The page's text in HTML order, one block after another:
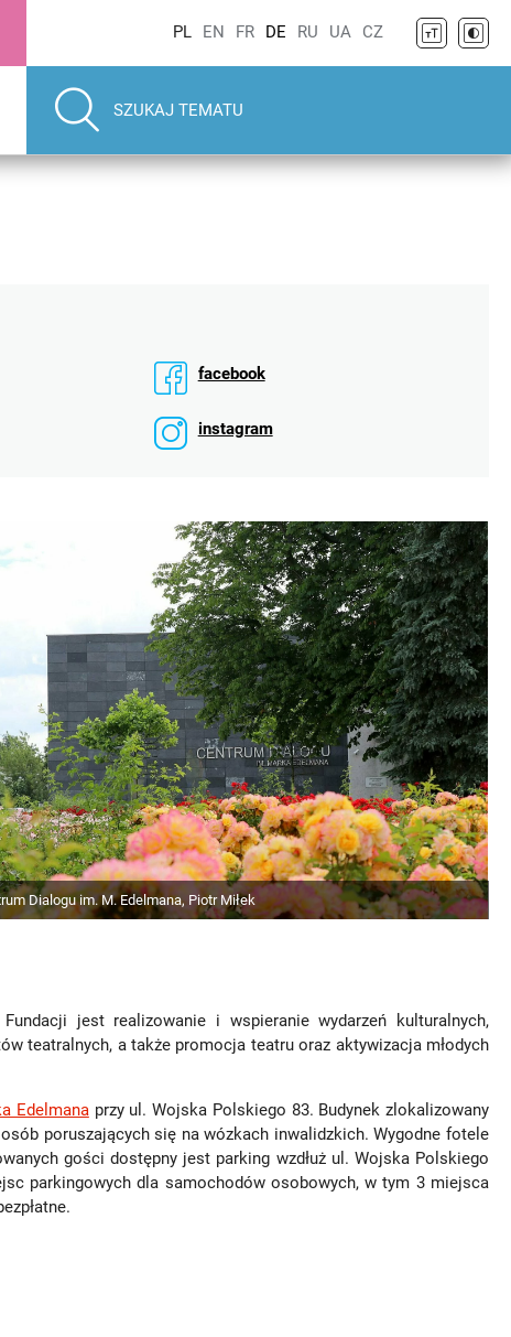
PL EN FR DE RU UA CZ
facebook
instagram
Dialogu im. M. Edelmana, Piotr Miłek
jest realizowanie i wspieranie wydarzeń kulturalnych,
teatralnych, a także promocja teatru oraz aktywizacja młodych
Edelmana przy ul. Wojska Polskiego 83. Budynek zlokalizowany
poruszających się na wózkach inwalidzkich. Wygodne fotele
gości dostępny jest parking wzdłuż ul. Wojska Polskiego
parkingowych dla samochodów osobowych, w tym 3 miejsca